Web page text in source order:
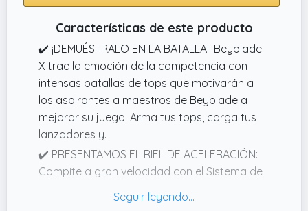
Características de este producto
✔️ ¡DEMUÉSTRALO EN LA BATALLA!: Beyblade
X trae la emoción de la competencia con
intensas batallas de tops que motivarán a
los aspirantes a maestros de Beyblade a
mejorar su juego. Arma tus tops, carga tus
lanzadores y.
✔️ PRESENTAMOS EL RIEL DE ACELERACIÓN:
Compite a gran velocidad con el Sistema de
piñón entran en contacto con el riel de